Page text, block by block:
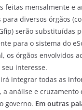
feitas mensalmente e
diversos órgãos
serão substituídas
para o sistema do
os órgãos envolvidos
interesse.
irá integrar todas as
a análise e cruzamento
governo. Em outras